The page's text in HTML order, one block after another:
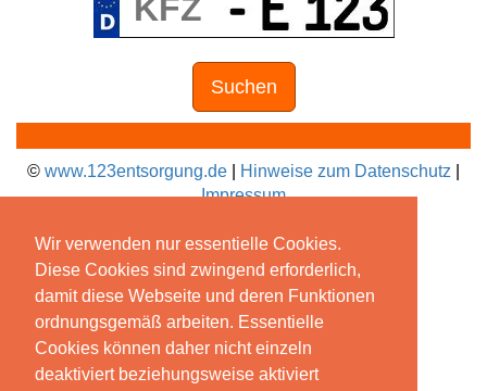
Wir verwenden nur essentielle Cookies.
Diese Cookies sind zwingend erforderlich,
damit diese Webseite und deren Funktionen
ordnungsgemäß arbeiten. Essentielle
Cookies können daher nicht einzeln
deaktiviert beziehungsweise aktiviert
Suchen
© www.123entsorgung.de Hinweise zum Datenschutz
Impressum